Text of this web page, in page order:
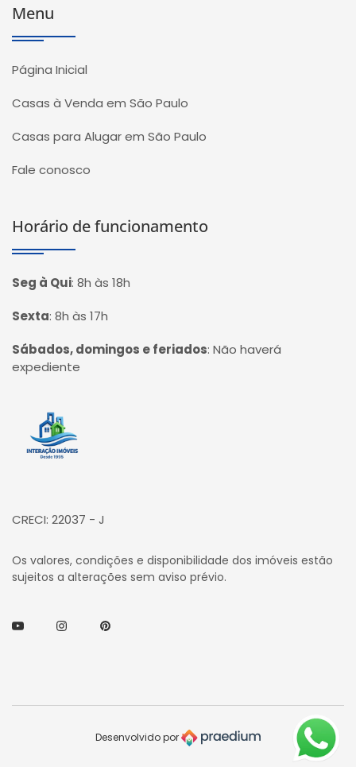
Menu
Página Inicial
Casas à Venda em São Paulo
Casas para Alugar em São Paulo
Fale conosco
Horário de funcionamento
Seg à Qui: 8h às 18h
Sexta: 8h às 17h
Sábados, domingos e feriados: Não haverá
expediente
Página inicial
CRECI: 22037 - J
Os valores, condições e disponibilidade dos imóveis estão
sujeitos a alterações sem aviso prévio.
YoutubeInstagramPinterest
Desenvolvido por